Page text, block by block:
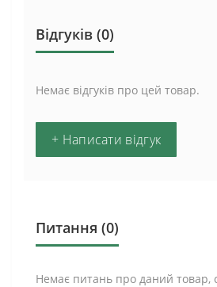
Відгуків (0)
Немає відгуків про цей товар.
+ Написати відгук
Питання (0)
Немає питань про даний товар,